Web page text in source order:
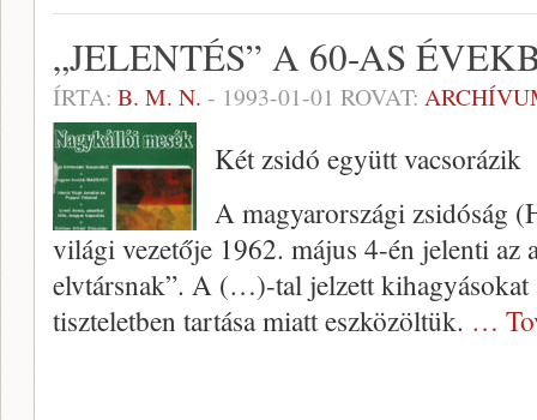
„JELENTÉS” A 60-AS
ÍRTA: B. M. N. - 1993-01-01 ROVAT:
Két zsidó együtt vacsorázik
A magyarországi zsidóság
világi vezetője 1962. május 4-én jelenti az
elvtársnak”. A (…)-tal jelzett kihagyásokat
tiszteletben tartása miatt eszközöltük. …